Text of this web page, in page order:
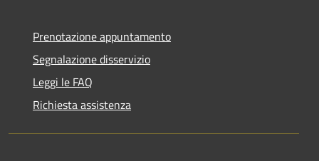
Prenotazione appuntamento
Segnalazione disservizio
Leggi le FAQ
Richiesta assistenza